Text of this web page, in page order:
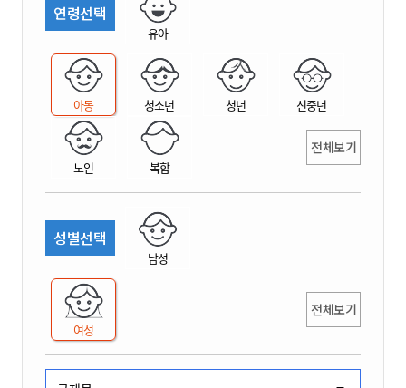
연령선택
유아
아동 청소년 청년 신중년
노인 복합
전체보기
성별선택
남성
여성
전체보기